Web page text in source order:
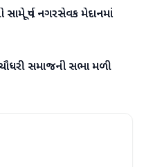
સામે પૂર્વ નગરસેવક મેદાનમાં
ચૌધરી સમાજની સભા મળી